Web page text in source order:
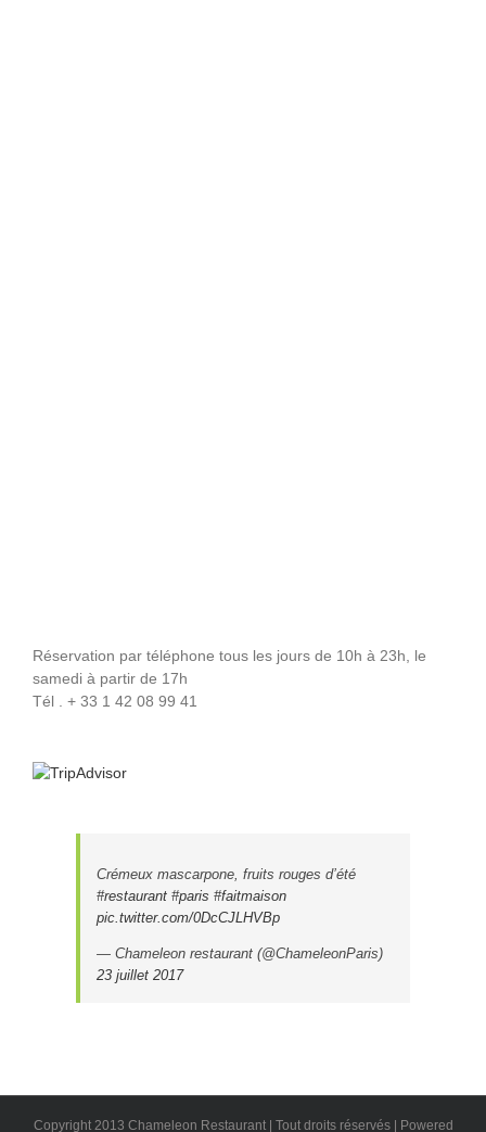
Réservation par téléphone tous les jours de 10h à 23h, le
samedi à partir de 17h
Tél . + 33 1 42 08 99 41
Crémeux mascarpone, fruits rouges d’été
#restaurant #paris #faitmaison
pic.twitter.com/0DcCJLHVBp
— Chameleon restaurant (@ChameleonParis)
23 juillet 2017
Copyright 2013 Chameleon Restaurant | Tout droits réservés | Powered